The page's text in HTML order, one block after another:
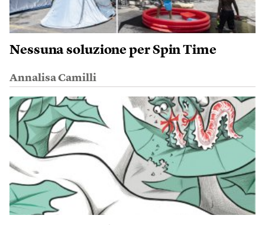
Nessuna soluzione per Spin Time
Annalisa Camilli